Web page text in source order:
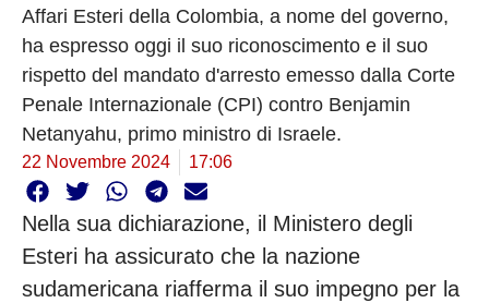
Affari Esteri della Colombia, a nome del governo,
ha espresso oggi il suo riconoscimento e il suo
rispetto del mandato d'arresto emesso dalla Corte
Penale Internazionale (CPI) contro Benjamin
Netanyahu, primo ministro di Israele.
22 Novembre 2024 17:06
Nella sua dichiarazione, il Ministero degli
Esteri ha assicurato che la nazione
sudamericana riafferma il suo impegno per la